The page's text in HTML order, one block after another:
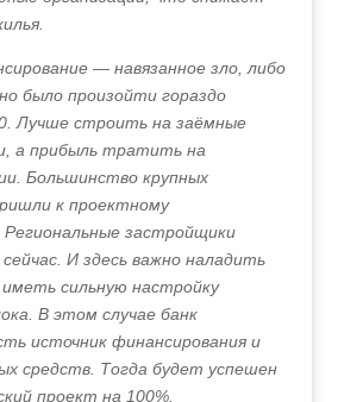
— навязанное зло, либо
было произойти гораздо
Лучше строить на заёмные
а прибыль тратить на
Большинство крупных
к проектному
застройщики
И здесь важно наладить
сильную настройку
В этом случае банк
источник финансирования и
средств. Тогда будет успешен
проект на 100%.